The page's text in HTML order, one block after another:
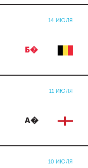
14 ИЮЛЯ
Б�
11 ИЮЛЯ
А�
10 ИЮЛЯ